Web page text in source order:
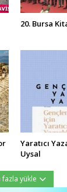
20. Bursa
Yaratıcı
Uysal
fazla yükle